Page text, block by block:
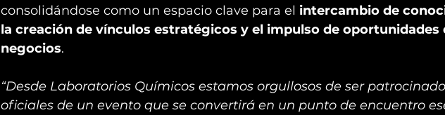
consolidándose como un espacio clave para el intercambio de
la creación de vínculos estratégicos y el impulso de oportunidades
negocios.
“Desde Laboratorios Químicos estamos orgullosos de ser
oficiales de un evento que se convertirá en un punto de encuentro